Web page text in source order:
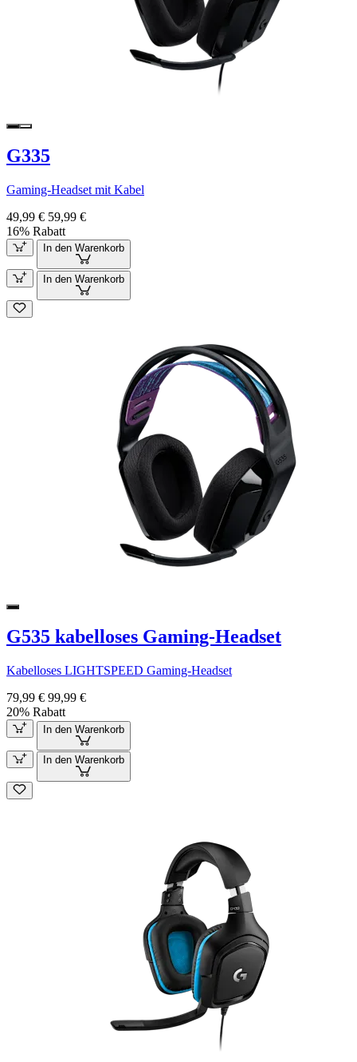
G335
Gaming-Headset mit Kabel
49,99 € 59,99 €
16% Rabatt
In den Warenkorb
In den Warenkorb
G535 kabelloses Gaming-Headset
Kabelloses LIGHTSPEED Gaming-Headset
79,99 € 99,99 €
20% Rabatt
In den Warenkorb
In den Warenkorb